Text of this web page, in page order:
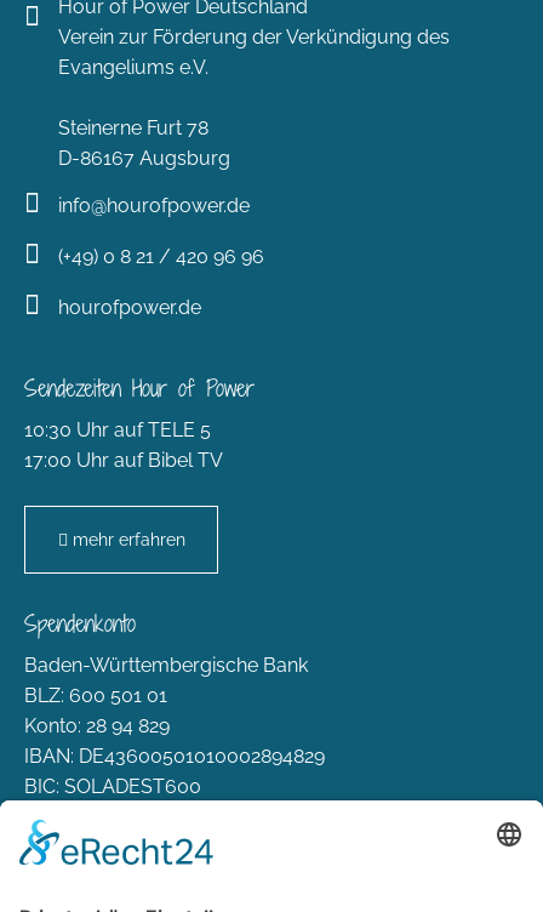
Hour of Power Deutschland
Verein zur Förderung der Verkündigung des
Evangeliums e.V.
Steinerne Furt 78
D-86167 Augsburg
info@hourofpower.de
(+49) 0 8 21 / 420 96 96
hourofpower.de
Sendezeiten Hour of Power
10:30 Uhr auf TELE 5
17:00 Uhr auf Bibel TV
mehr erfahren
Spendenkonto
Baden-Württembergische Bank
BLZ: 600 501 01
Konto: 28 94 829
IBAN: DE43600501010002894829
BIC: SOLADEST600
Rechtliches